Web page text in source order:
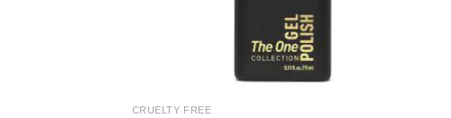
CRUELTY FREE